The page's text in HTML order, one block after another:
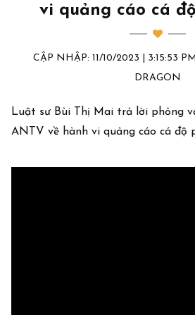
vi quảng cáo cá
CẬP NHẬP: 11/10/2023 | 3:15:53
DRAGON
Luật sư Bùi Thị Mai trả lời phỏng
ANTV về hành vi quảng cáo cá độ